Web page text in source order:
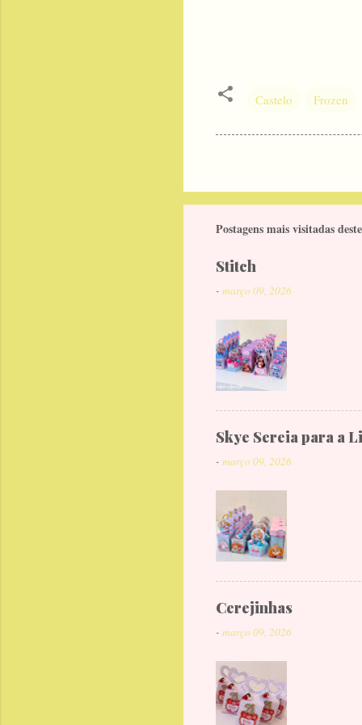
Castelo Frozen
Postagens mais visitadas
Stitch
- março 09, 2026
Skye Sereia para a
- março 09, 2026
Cerejinhas
- março 09, 2026